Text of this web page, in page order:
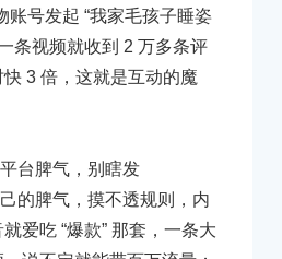
账号发起 “我家毛孩子睡姿
条视频就收到 2 万多条评
3 倍，这就是互动的魔
台脾气，别瞎发
的脾气，摸不透规则，内
爱吃 “爆款” 那套，一条大